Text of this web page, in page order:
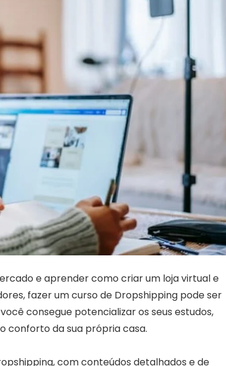
e aprender como criar um loja virtual e
fazer um curso de Dropshipping pode ser
consegue potencializar os seus estudos,
conforto da sua própria casa.
com conteúdos detalhados e de